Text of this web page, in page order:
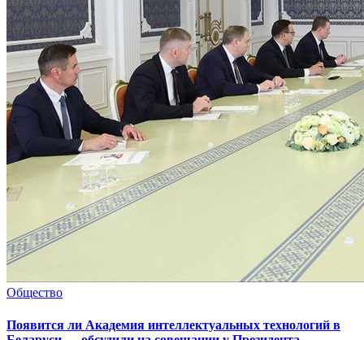
Общество
Появится ли Академия интеллектуальных технологий в